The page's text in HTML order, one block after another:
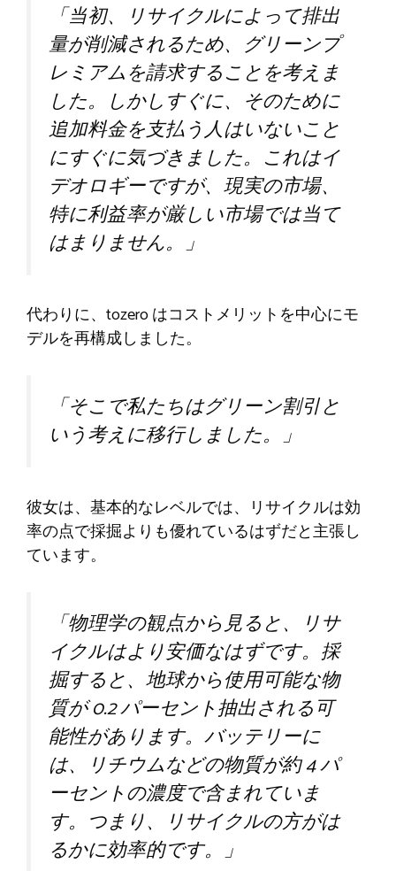
「当初、リサイクルによって排出
量が削減されるため、グリーンプ
レミアムを請求することを考えま
した。しかしすぐに、そのために
追加料金を支払う人はいないこと
にすぐに気づきました。これはイ
デオロギーですが、現実の市場、
特に利益率が厳しい市場では当て
はまりません。」
代わりに、tozero はコストメリットを中心にモ
デルを再構成しました。
「そこで私たちはグリーン割引と
いう考えに移行しました。」
彼女は、基本的なレベルでは、リサイクルは効
率の点で採掘よりも優れているはずだと主張し
ています。
「物理学の観点から見ると、リサ
イクルはより安価なはずです。採
掘すると、地球から使用可能な物
質が 0.2 パーセント抽出される可
能性があります。バッテリーに
は、リチウムなどの物質が約 4 パ
ーセントの濃度で含まれていま
す。つまり、リサイクルの方がは
るかに効率的です。」